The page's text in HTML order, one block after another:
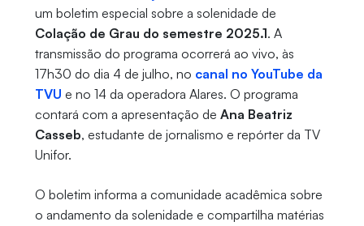
um boletim especial sobre a solenidade de
Colação de Grau do semestre 2025.1. A
transmissão do programa ocorrerá ao vivo, às
17h30 do dia 4 de julho, no canal no YouTube da
TVU e no 14 da operadora Alares. O programa
contará com a apresentação de Ana Beatriz
Casseb, estudante de jornalismo e repórter da TV
Unifor.
O boletim informa a comunidade acadêmica sobre
o andamento da solenidade e compartilha matérias